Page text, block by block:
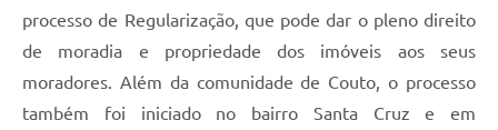
processo de Regularização, que pode dar o pleno direito
de moradia e propriedade dos imóveis aos seus
moradores. Além da comunidade de Couto, o processo
também foi iniciado no bairro Santa Cruz e em